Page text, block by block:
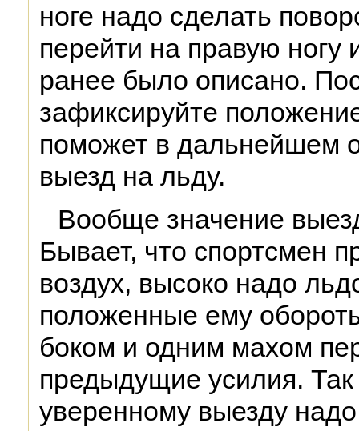
ноге надо сделать
перейти на правую ногу
ранее было описано.
зафиксируйте
поможет в дальнейшем
выезд на льду.
Вообще значение
Бывает, что спортсмен
воздух, высоко надо
положенные ему
боком и одним махом
предыдущие усилия. Так
уверенному выезду надо